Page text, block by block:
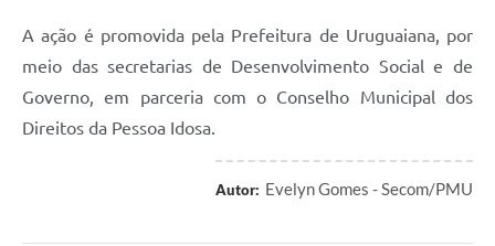
A ação é promovida pela Prefeitura de Uruguaiana, por
meio das secretarias de Desenvolvimento Social e de
Governo, em parceria com o Conselho Municipal dos
Direitos da Pessoa Idosa.
Autor: Evelyn Gomes - Secom/PMU